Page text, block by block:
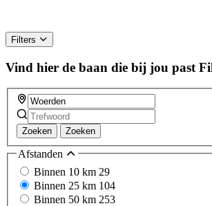
Filters
Vind hier de baan die bij jou past
Zoeken Zoeken
Afstanden
Binnen 10 km 29
Binnen 25 km 104
Binnen 50 km 253